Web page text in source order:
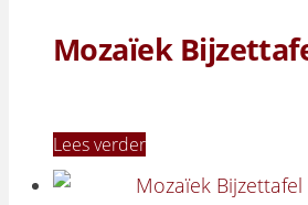
Mozaïek
Lees verder